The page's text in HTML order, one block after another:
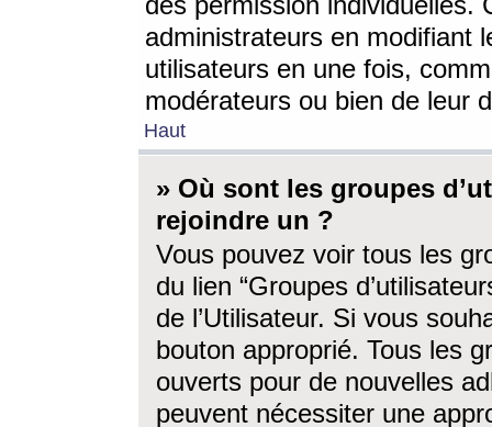
administrateurs en modifiant
utilisateurs en une fois,
modérateurs ou bien de leur
Haut
» Où sont les groupes
rejoindre un ?
Vous pouvez voir tous les
du lien “Groupes
de l’Utilisateur. Si vous
bouton approprié. Tous les
ouverts pour de nouvelles
peuvent nécessiter une